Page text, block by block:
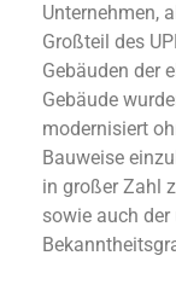
Unternehmen,
Großteil des
Gebäuden der
Gebäude
modernisiert
Bauweise
in großer Zahl
sowie auch